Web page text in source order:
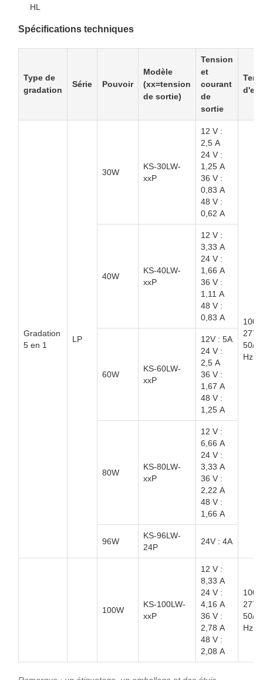
HL
Spécifications techniques
Type de
gradation
Série Pouvoir
Modèle
(xx=tension
de sortie)
Tension
et
courant
de
sortie
Gradation
5 en 1
LP
30W
KS-30LW-
xxP
12 V :
2,5 A
24 V :
1,25 A
36 V :
0,83 A
48 V :
0,62 A
100
277V
50/
Hz
40W
KS-40LW-
xxP
12 V :
3,33 A
24 V :
1,66 A
36 V :
1,11 A
48 V :
0,83 A
60W
KS-60LW-
xxP
12V : 5A
24 V :
2,5 A
36 V :
1,67 A
48 V :
1,25 A
80W
KS-80LW-
xxP
12 V :
6,66 A
24 V :
3,33 A
36 V :
2,22 A
48 V :
1,66 A
96W
KS-96LW-
24P
24V : 4A
100W
KS-100LW-
xxP
12 V :
8,33 A
24 V :
4,16 A
36 V :
2,78 A
48 V :
2,08 A
100
277V
50/
Hz